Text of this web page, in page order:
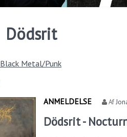
Dödsrit
Black Metal/Punk
ANMELDELSE Af
Dödsrit -